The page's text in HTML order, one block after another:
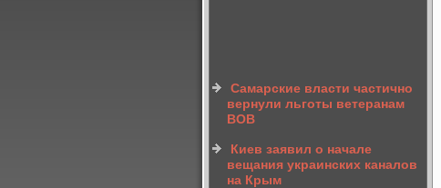
Самарские власти частично
вернули льготы ветеранам
ВОВ
Киев заявил о начале
вещания украинских каналов
на Крым